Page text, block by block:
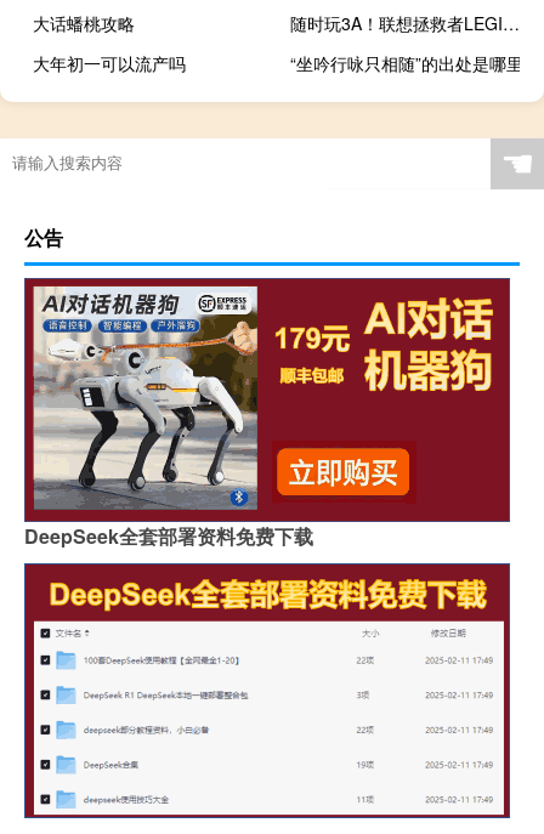
大话蟠桃攻略
随时玩3A！联想拯救者LEGION GO游戏掌机国行版官宣：10月31日登场
大年初一可以流产吗
“坐吟行咏只相随”的出处是哪里
☚
公告
DeepSeek全套部署资料免费下载